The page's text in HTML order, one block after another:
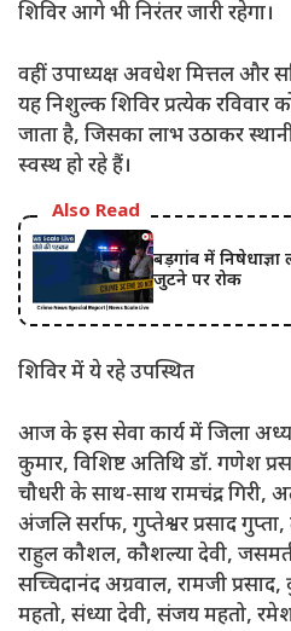
शिविर आगे भी निरंतर जारी रहेगा।
​वहीं उपाध्यक्ष अवधेश मित्तल और
यह निशुल्क शिविर प्रत्येक
जाता है, जिसका लाभ उठाकर
स्वस्थ हो रहे हैं।
Also Read
बड़गांव में
जुटने पर रोक
​शिविर में ये रहे उपस्थित
​आज के इस सेवा कार्य में जिला
कुमार, विशिष्ट अतिथि डॉ. गणेश
चौधरी के साथ-साथ रामचंद्र गिरी,
अंजलि सर्राफ, गुप्तेश्वर प्रसाद
राहुल कौशल, कौशल्या देवी,
सच्चिदानंद अग्रवाल, रामजी प्रसाद,
महतो, संध्या देवी, संजय महतो,